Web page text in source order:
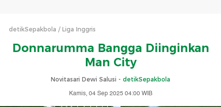
detikSepakbola Liga Inggris
Donnarumma Bangga Diinginkan
Man City
Novitasari Dewi Salusi - detikSepakbola
Kamis, 04 Sep 2025 04:00 WIB